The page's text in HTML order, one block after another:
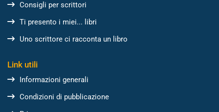
Consigli per scrittori
Ti presento i miei... libri
Uno scrittore ci racconta un libro
Link utili
Informazioni generali
Condizioni di pubblicazione